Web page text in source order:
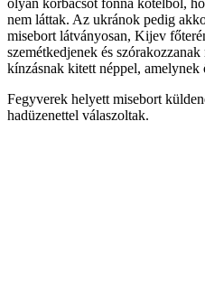
nem láttak. Az ukránok pedig
misebort látványosan, Kijev
szemétkedjenek és
kínzásnak kitett néppel,
Fegyverek helyett misebort
hadüzenettel válaszoltak.